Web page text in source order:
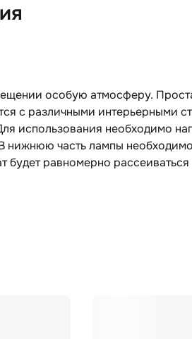
особую атмосферу.
с различными интерьерными
использования необходимо
нижнюю часть лампы необходимо
равномерно рассеиваться